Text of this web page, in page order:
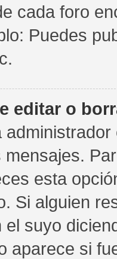
cada foro
Puedes
editar o
esta
Si alguien
el suyo
aparece si